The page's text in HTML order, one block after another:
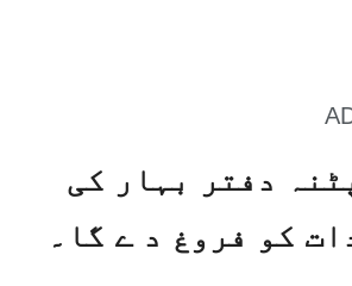
دفتر بہار کی
کو فروغ د ے گا۔